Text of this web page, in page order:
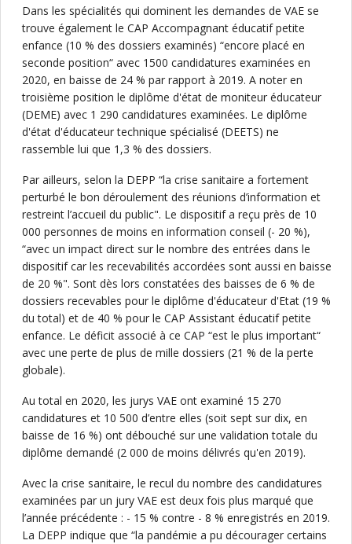
Dans les spécialités qui dominent les demandes de VAE se
trouve également le CAP Accompagnant éducatif petite
enfance (10 % des dossiers examinés) “encore placé en
seconde position“ avec 1500 candidatures examinées en
2020, en baisse de 24 % par rapport à 2019. A noter en
troisième position le diplôme d'état de moniteur éducateur
(DEME) avec 1 290 candidatures examinées. Le diplôme
d'état d'éducateur technique spécialisé (DEETS) ne
rassemble lui que 1,3 % des dossiers.
Par ailleurs, selon la DEPP “la crise sanitaire a fortement
perturbé le bon déroulement des réunions d’information et
restreint l’accueil du public". Le dispositif a reçu près de 10
000 personnes de moins en information conseil (- 20 %),
“avec un impact direct sur le nombre des entrées dans le
dispositif car les recevabilités accordées sont aussi en baisse
de 20 %". Sont dès lors constatées des baisses de 6 % de
dossiers recevables pour le diplôme d'éducateur d'Etat (19 %
du total) et de 40 % pour le CAP Assistant éducatif petite
enfance. Le déficit associé à ce CAP “est le plus important“
avec une perte de plus de mille dossiers (21 % de la perte
globale).
Au total en 2020, les jurys VAE ont examiné 15 270
candidatures et 10 500 d’entre elles (soit sept sur dix, en
baisse de 16 %) ont débouché sur une validation totale du
diplôme demandé (2 000 de moins délivrés qu'en 2019).
Avec la crise sanitaire, le recul du nombre des candidatures
examinées par un jury VAE est deux fois plus marqué que
l’année précédente : - 15 % contre - 8 % enregistrés en 2019.
La DEPP indique que “la pandémie a pu décourager certains